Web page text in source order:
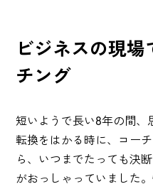
ビジネスの現
チング
短いようで長い8年の間、
転換をはかる時に、コー
ら、いつまでたっても決
がおっしゃっていました